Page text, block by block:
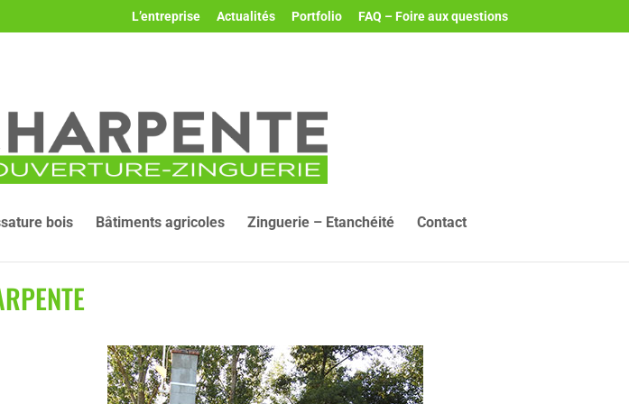
L’entreprise Actualités Portfolio FAQ – Foire aux questions
bois Bâtiments agricoles Zinguerie – Etanchéité Contact